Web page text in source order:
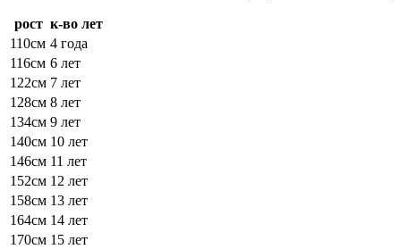
рост к-во лет
110см 4 года
116см 6 лет
122см 7 лет
128см 8 лет
134см 9 лет
140см 10 лет
146см 11 лет
152см 12 лет
158см 13 лет
164см 14 лет
170см 15 лет